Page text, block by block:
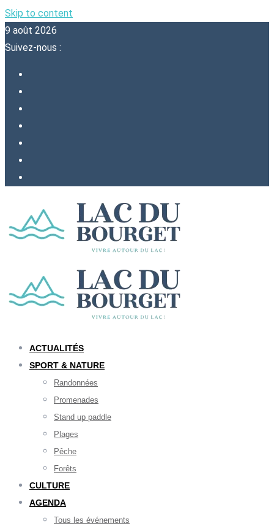
Skip to content
9 août 2026
Suivez-nous :
ACTUALITÉS
SPORT & NATURE
Randonnées
Promenades
Stand up paddle
Plages
Pêche
Forêts
CULTURE
AGENDA
Tous les événements